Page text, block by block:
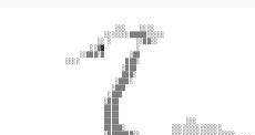
░░ ░
░░▒▓
░░▒▒▒░▒
░░░░
▒▒▒▒
▒▒▒▒▒░